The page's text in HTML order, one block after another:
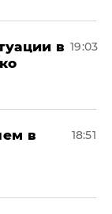
в 19:03
в
18:51